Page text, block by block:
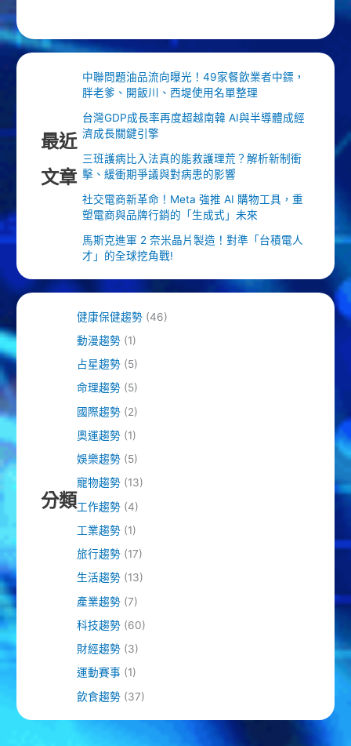
最近
文章
中聯問題油品流向曝光！49家餐飲業者中鏢，
胖老爹、開飯川、西堤使用名單整理
台灣GDP成長率再度超越南韓 AI與半導體成經
濟成長關鍵引擎
三班護病比入法真的能救護理荒？解析新制衝
擊、緩衝期爭議與對病患的影響
社交電商新革命！Meta 強推 AI 購物工具，重
塑電商與品牌行銷的「生成式」未來
馬斯克進軍 2 奈米晶片製造！對準「台積電人
才」的全球挖角戰!
分類
健康保健趨勢(46)
動漫趨勢(1)
占星趨勢(5)
命理趨勢(5)
國際趨勢(2)
奧運趨勢(1)
娛樂趨勢(5)
寵物趨勢(13)
工作趨勢(4)
工業趨勢(1)
旅行趨勢(17)
生活趨勢(13)
產業趨勢(7)
科技趨勢(60)
財經趨勢(3)
運動賽事 (1)
飲食趨勢(37)